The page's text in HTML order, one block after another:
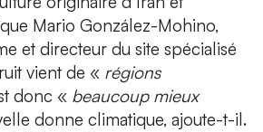
Mario González-Mohino,
et directeur du site spécialisé
vient de « régions
donc « beaucoup mieux
donne climatique, ajoute-t-il.